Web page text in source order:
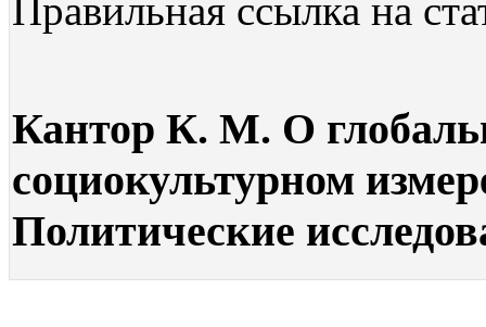
Правильная ссылка на
Кантор К. М. О
социокультурном
Политические